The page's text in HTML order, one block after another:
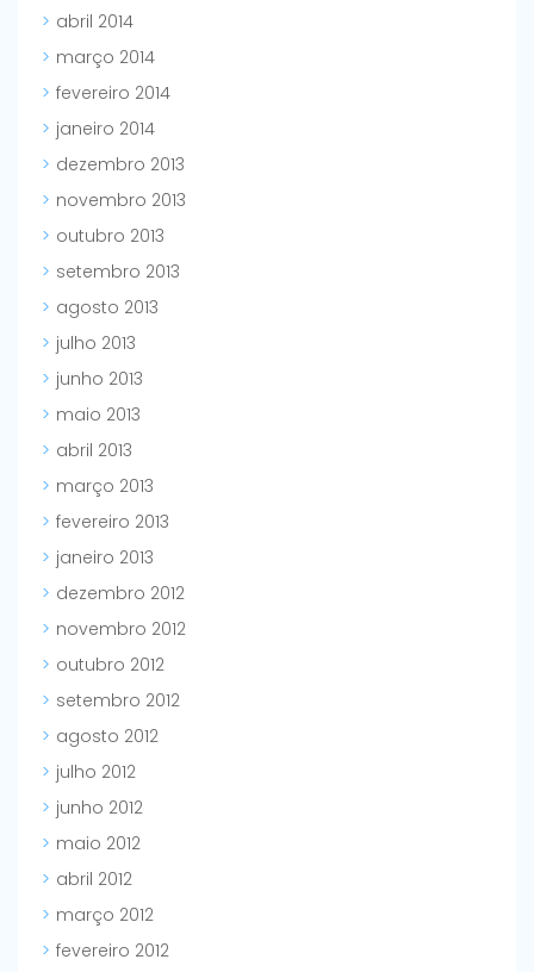
abril 2014
março 2014
fevereiro 2014
janeiro 2014
dezembro 2013
novembro 2013
outubro 2013
setembro 2013
agosto 2013
julho 2013
junho 2013
maio 2013
abril 2013
março 2013
fevereiro 2013
janeiro 2013
dezembro 2012
novembro 2012
outubro 2012
setembro 2012
agosto 2012
julho 2012
junho 2012
maio 2012
abril 2012
março 2012
fevereiro 2012